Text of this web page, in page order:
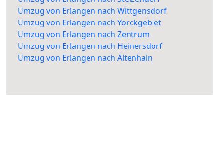
Umzug von Erlangen nach Wittgensdorf
Umzug von Erlangen nach Yorckgebiet
Umzug von Erlangen nach Zentrum
Umzug von Erlangen nach Heinersdorf
Umzug von Erlangen nach Altenhain